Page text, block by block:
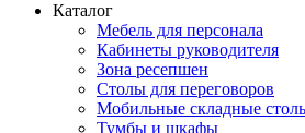
Каталог
Мебель для персонала
Кабинеты руководителя
Зона ресепшен
Столы для переговоров
Мобильные складные
Тумбы и шкафы